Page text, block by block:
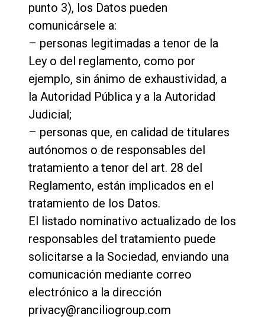
punto 3), los Datos pueden
comunicársele a:
– personas legitimadas a tenor de la
Ley o del reglamento, como por
ejemplo, sin ánimo de exhaustividad, a
la Autoridad Pública y a la Autoridad
Judicial;
– personas que, en calidad de titulares
autónomos o de responsables del
tratamiento a tenor del art. 28 del
Reglamento, están implicados en el
tratamiento de los Datos.
El listado nominativo actualizado de los
responsables del tratamiento puede
solicitarse a la Sociedad, enviando una
comunicación mediante correo
electrónico a la dirección
privacy@ranciliogroup.com